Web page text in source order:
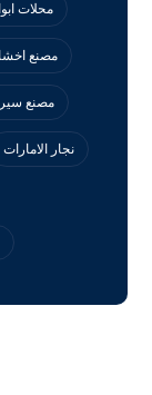
محلات
مصنع
مصنع
نجار الامارات